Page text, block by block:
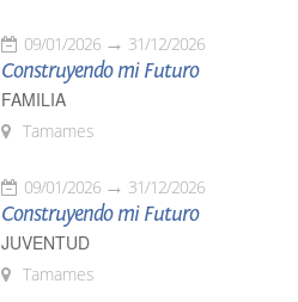
09/01/2026 31/12/2026
Construyendo mi Futuro
FAMILIA
Tamames
09/01/2026 31/12/2026
Construyendo mi Futuro
JUVENTUD
Tamames